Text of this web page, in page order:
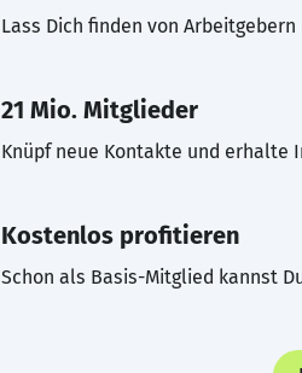
Lass Dich finden von
21 Mio. Mitglieder
Knüpf neue Kontakte und erhalte
Kostenlos profitieren
Schon als Basis-Mitglied kannst